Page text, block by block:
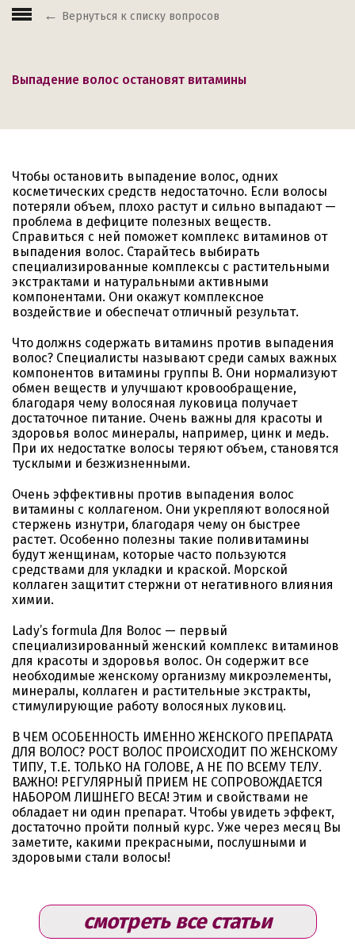
Вернуться к списку вопросов
Выпадение волос остановят витамины
Чтобы остановить выпадение волос, одних
косметических средств недостаточно. Если волосы
потеряли объем, плохо растут и сильно выпадают —
проблема в дефиците полезных веществ.
Справиться с ней поможет комплекс витаминов от
выпадения волос. Старайтесь выбирать
специализированные комплексы с растительными
экстрактами и натуральными активными
компонентами. Они окажут комплексное
воздействие и обеспечат отличный результат.
Что должнs содержать витаминs против выпадения
волос? Специалисты называют среди самых важных
компонентов витамины группы В. Они нормализуют
обмен веществ и улучшают кровообращение,
благодаря чему волосяная луковица получает
достаточное питание. Очень важны для красоты и
здоровья волос минералы, например, цинк и медь.
При их недостатке волосы теряют объем, становятся
тусклыми и безжизненными.
Очень эффективны против выпадения волос
витамины с коллагеном. Они укрепляют волосяной
стержень изнутри, благодаря чему он быстрее
растет. Особенно полезны такие поливитамины
будут женщинам, которые часто пользуются
средствами для укладки и краской. Морской
коллаген защитит стержни от негативного влияния
химии.
Lady’s formula Для Волос — первый
специализированный женский комплекс витаминов
для красоты и здоровья волос. Он содержит все
необходимые женскому организму микроэлементы,
минералы, коллаген и растительные экстракты,
стимулирующие работу волосяных луковиц.
В ЧЕМ ОСОБЕННОСТЬ ИМЕННО ЖЕНСКОГО ПРЕПАРАТА
ДЛЯ ВОЛОС? РОСТ ВОЛОС ПРОИСХОДИТ ПО ЖЕНСКОМУ
ТИПУ, Т.Е. ТОЛЬКО НА ГОЛОВЕ, А НЕ ПО ВСЕМУ ТЕЛУ.
ВАЖНО! РЕГУЛЯРНЫЙ ПРИЕМ НЕ СОПРОВОЖДАЕТСЯ
НАБОРОМ ЛИШНЕГО ВЕСА! Этим и свойствами не
обладает ни один препарат. Чтобы увидеть эффект,
достаточно пройти полный курс. Уже через месяц Вы
заметите, какими прекрасными, послушными и
здоровыми стали волосы!
смотреть все статьи